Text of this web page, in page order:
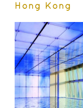
Hong Kong